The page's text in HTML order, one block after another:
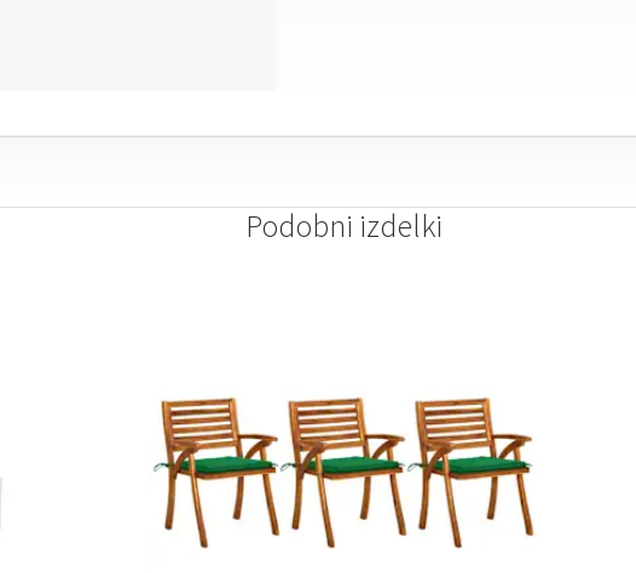
Podobni izdelki